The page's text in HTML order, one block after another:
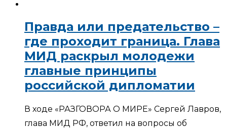
Правда или предательство –
где проходит граница. Глава
МИД раскрыл молодежи
главные принципы
российской дипломатии
В ходе «РАЗГОВОРА О МИРЕ» Сергей Лавров,
глава МИД РФ, ответил на вопросы об